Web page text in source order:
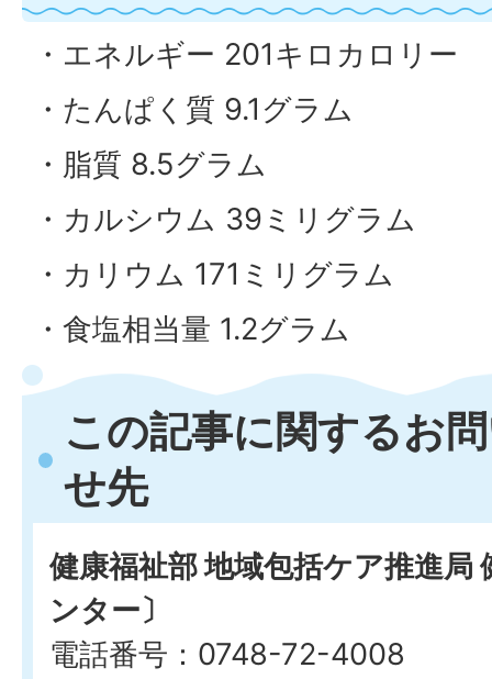
・エネルギー 201キロカロリー
・たんぱく質 9.1グラム
・脂質 8.5グラム
・カルシウム 39ミリグラム
・カリウム 171ミリグラム
・食塩相当量 1.2グラム
この記事に関するお
せ先
健康福祉部 地域包括ケア推進局
ンター〕
電話番号：0748-72-4008